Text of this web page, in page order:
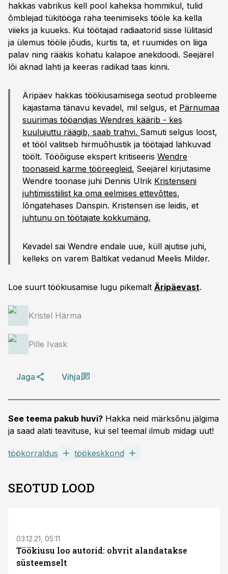
hakkas vabrikus kell pool kaheksa hommikul, tulid
õmblejad tükitööga raha teenimiseks tööle ka kella
viieks ja kuueks. Kui töötajad radiaatorid sisse lülitasid
ja ülemus tööle jõudis, kurtis ta, et ruumides on liiga
palav ning rääkis kohatu kalapoe anekdoodi. Seejärel
lõi aknad lahti ja keeras radikad taas kinni.
Äripäev hakkas töökiusamisega seotud probleeme
kajastama tänavu kevadel, mil selgus, et Pärnumaa
suurimas tööandjas Wendres käärib - kes
kuulujuttu räägib, saab trahvi. Samuti selgus loost,
et tööl valitseb hirmuõhustik ja töötajad lahkuvad
töölt. Tööõiguse ekspert kritiseeris Wendre
toonaseid karme tööreegleid. Seejärel kirjutasime
Wendre toonase juhi Dennis Ulrik Kristenseni
juhtimisstiilist ka oma eelmises ettevõttes,
lõngatehases Danspin. Kristensen ise leidis, et
juhtunu on töötajate kokkumäng.
Kevadel sai Wendre endale uue, küll ajutise juhi,
kelleks on varem Baltikat vedanud Meelis Milder.
Loe suurt töökiusamise lugu pikemalt Äripäevast.
Kristel Härma
Pille Ivask
Jaga Vihja
See teema pakub huvi? Hakka neid märksõnu jälgima
ja saad alati teavituse, kui sel teemal ilmub midagi uut!
töökorraldus töökeskkond
SEOTUD LOOD
03.12.21, 05:11
Töökiusu loo autorid: ohvrit alandatakse
süsteemselt